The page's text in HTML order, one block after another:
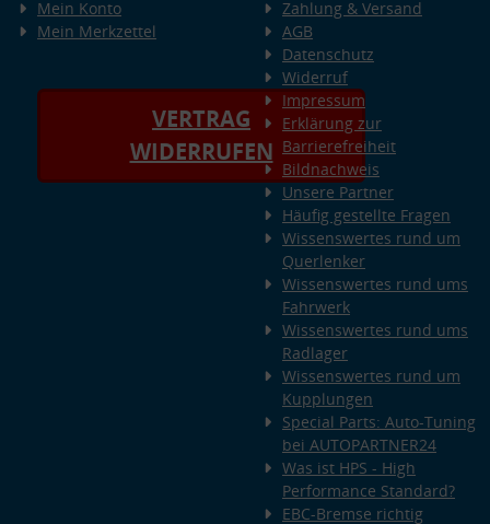
Mein Konto
Mein Merkzettel
VERTRAG
WIDERRUFEN
Zahlung & Versand
AGB
Datenschutz
Widerruf
Impressum
Erklärung zur
Barrierefreiheit
Bildnachweis
Unsere Partner
Häufig gestellte Fragen
Wissenswertes rund um
Querlenker
Wissenswertes rund ums
Fahrwerk
Wissenswertes rund ums
Radlager
Wissenswertes rund um
Kupplungen
Special Parts: Auto-Tuning
bei AUTOPARTNER24
Was ist HPS - High
Performance Standard?
EBC-Bremse richtig